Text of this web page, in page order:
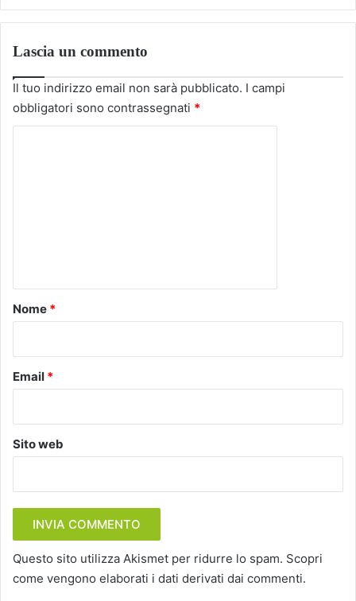
Lascia un commento
Il tuo indirizzo email non sarà pubblicato. I campi
obbligatori sono contrassegnati *
o
Nome *
Email *
Sito web
Questo sito utilizza Akismet per ridurre lo spam. Scopri
come vengono elaborati i dati derivati dai commenti.